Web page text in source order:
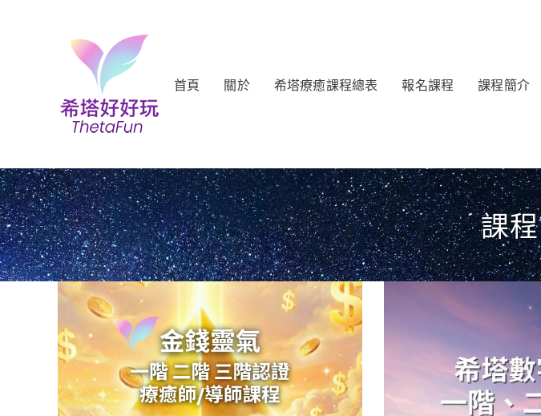
首頁 關於 希塔療癒課程總表 報名課程 課程簡介
課